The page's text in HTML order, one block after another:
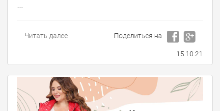
...
Читать далее Поделиться на
15.10.21